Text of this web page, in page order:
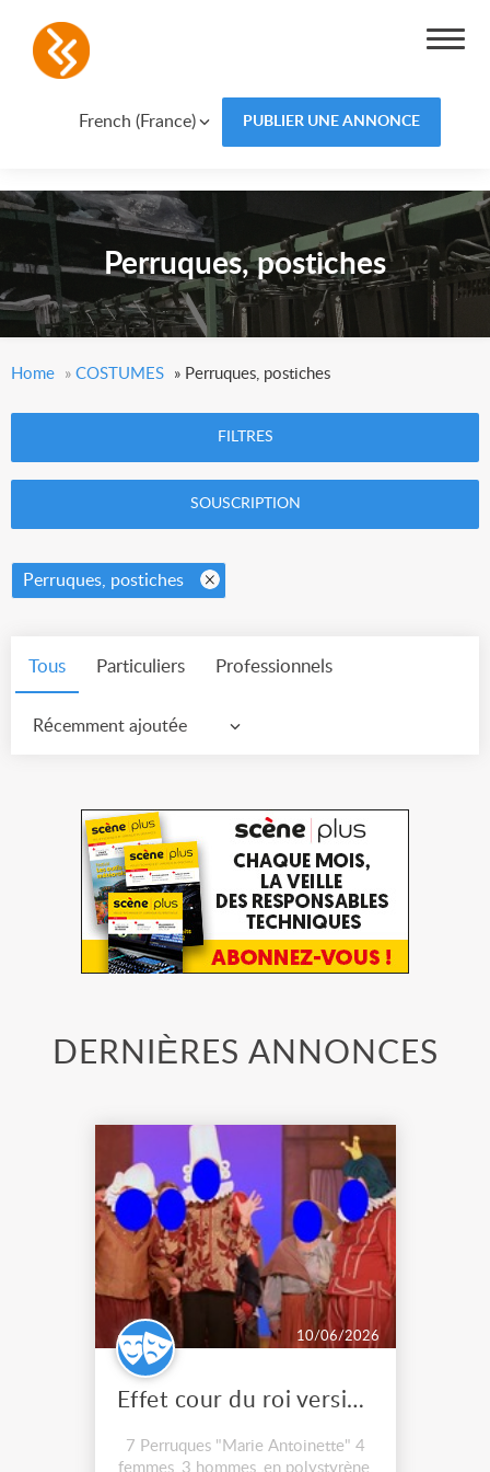
French (France) PUBLIER UNE ANNONCE
Perruques, postiches
Home » COSTUMES » Perruques, postiches
FILTRES
SOUSCRIPTION
Perruques, postiches
Tous Particuliers Professionnels
Récemment ajoutée
DERNIÈRES ANNONCES
10/06/2026
Effet cour du roi version 21 siècle
7 Perruques "Marie Antoinette" 4
femmes, 3 hommes, en polystyrène,